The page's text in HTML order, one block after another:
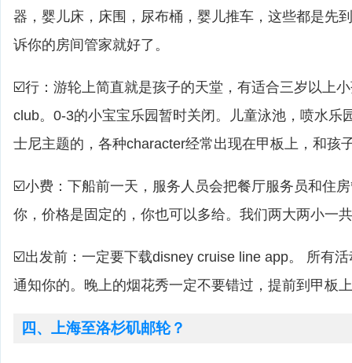
器，婴儿床，床围，尿布桶，婴儿推车，这些都是先
诉你的房间管家就好了。
☑️行：游轮上简直就是孩子的天堂，有适合三岁以上
club。0-3的小宝宝乐园暂时关闭。儿童泳池，喷水乐
士尼主题的，各种character经常出现在甲板上，和孩
☑️小费：下船前一天，服务人员会把餐厅服务员和住
你，价格是固定的，你也可以多给。我们两大两小一
☑️出发前：一定要下载disney cruise line app。 所有
通知你的。晚上的烟花秀一定不要错过，提前到甲板
四、上海至洛杉矶邮轮？